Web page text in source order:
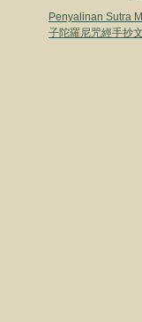
Penyalinan Sutra
子陀羅尼咒經手抄